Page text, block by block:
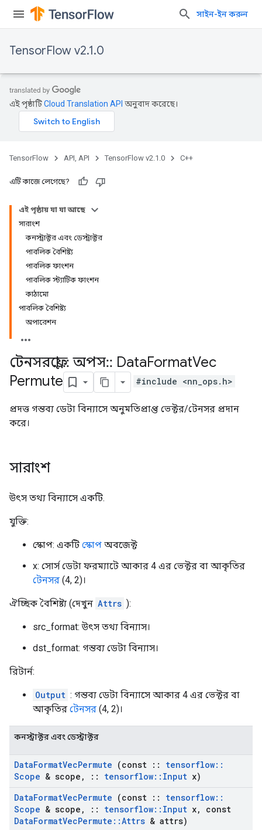
সাইন-ইন করুন
TensorFlow v2.1.0
এই পৃষ্ঠাটিCloud Translation API অনুবাদ করেছে।
TensorFlow API, API TensorFlow v2.1.0 C++
এটি কাজে লেগেছে?
এই পৃষ্ঠায় যা যা আছে
সারাংশ
কনস্ট্রাক্টর এবং ডেস্ট্রাক্টর
পাবলিক বৈশিষ্ট্য
পাবলিক ফাংশন
পাবলিক স্ট্যাটিক ফাংশন
কাঠামো
পাবলিক বৈশিষ্ট্য
অপারেশন
টেনসরফ্লো:: অপস:: DataFormatVec
Permute
#include <nn_ops.h>
প্রদত্ত গন্তব্য ডেটা বিন্যাসে অনুমতিপ্রাপ্ত ভেক্টর/টেনসর প্রদান
করে।
সারাংশ
উৎস তথ্য বিন্যাসে একটি.
যুক্তি:
স্কোপ: একটি স্কোপ অবজেক্ট
x: সোর্স ডেটা ফরম্যাটে আকার 4 এর ভেক্টর বা আকৃতির
টেনসর (4, 2)।
ঐচ্ছিক বৈশিষ্ট্য (দেখুন Attrs ):
src_format: উৎস তথ্য বিন্যাস।
dst_format: গন্তব্য ডেটা বিন্যাস।
রিটার্ন:
Output : গন্তব্য ডেটা বিন্যাসে আকার 4 এর ভেক্টর বা
আকৃতির টেনসর (4, 2)।
কনস্ট্রাক্টর এবং ডেস্ট্রাক্টর
DataFormatVecPermute (const :: tensorflow::
Scope & scope , :: tensorflow:: Input x)
DataFormatVecPermute (const :: tensorflow::
Scope & scope , :: tensorflow:: Input x,
const
DataFormatVecPermute ::Attrs & attrs)